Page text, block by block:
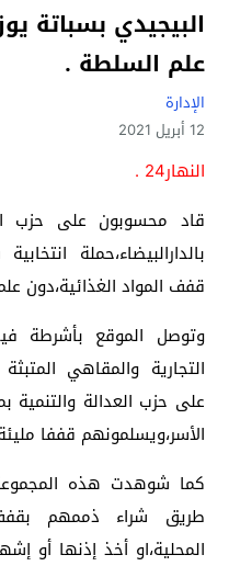
البيجيدي بسباتة
علم السلطة .
الإدارة
12 أبريل 2021
النهار24 .
قاد محسوبون على حزب
بالدارالبيضاء،حملة
قفف المواد الغذائية،دون
وتوصل الموقع بأشرطة
التجارية والمقاهي
على حزب العدالة
الأسر،ويسلمونهم قففا
كما شوهدت هذه المجموعة
طريق شراء ذممهم
المحلية،او أخذ إذنها أو